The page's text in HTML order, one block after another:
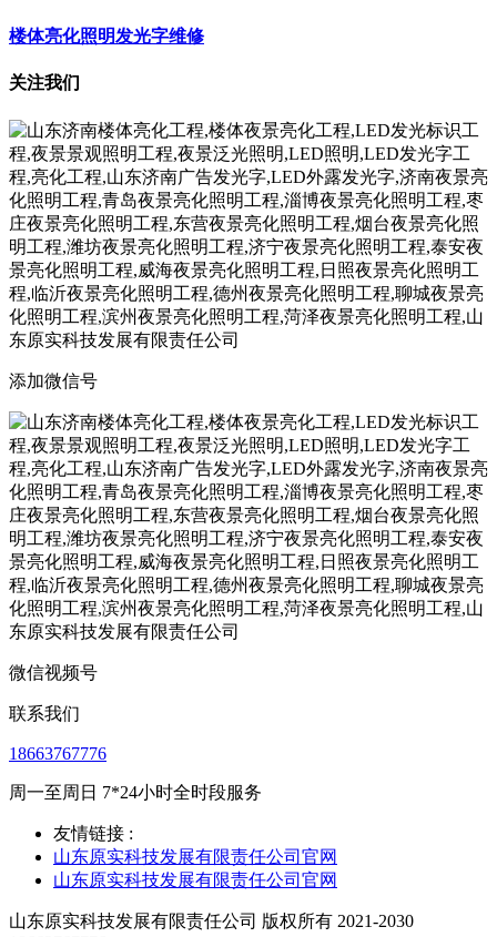
楼体亮化照明发光字维修
关注我们
添加微信号
微信视频号
联系我们
18663767776
周一至周日 7*24小时全时段服务
友情链接 :
山东原实科技发展有限责任公司官网
山东原实科技发展有限责任公司官网
山东原实科技发展有限责任公司 版权所有 2021-2030